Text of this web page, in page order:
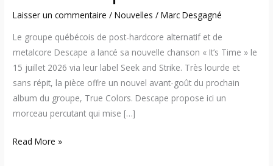
Laisser un commentaire /Nouvelles /Marc Desgagné
Le groupe québécois de post-hardcore alternatif et de
metalcore Descape a lancé sa nouvelle chanson « It’s Time » le
15 juillet 2026 via leur label Seek and Strike. Très lourde et
sans répit, la pièce offre un nouvel avant-goût du prochain
album du groupe, True Colors. Descape propose ici un
morceau percutant qui mise […]
Read More »